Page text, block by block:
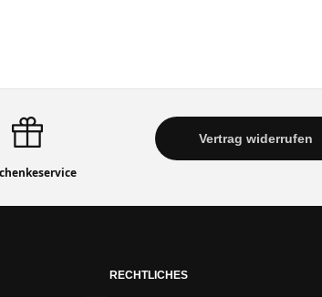
Vertrag widerrufen
RECHTLICHES